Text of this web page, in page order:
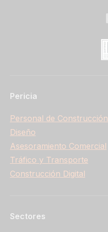
Pericia
Personal de Construcción
Diseño
Asesoramiento Comercial
Tráfico y Transporte
Construcción Digital
Sectores